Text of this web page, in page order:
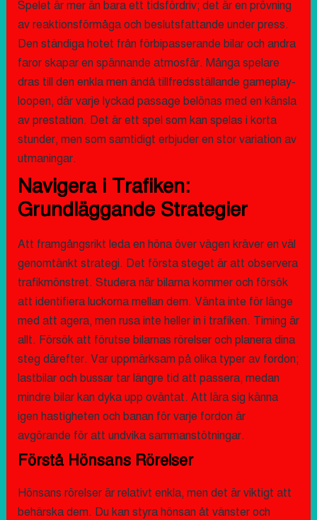
Spelet är mer än bara ett tidsfördriv; det är en prövning
av reaktionsförmåga och beslutsfattande under press.
Den ständiga hotet från förbipasserande bilar och andra
faror skapar en spännande atmosfär. Många spelare
dras till den enkla men ändå tillfredsställande gameplay-
loopen, där varje lyckad passage belönas med en känsla
av prestation. Det är ett spel som kan spelas i korta
stunder, men som samtidigt erbjuder en stor variation av
utmaningar.
Navigera i Trafiken:
Grundläggande Strategier
Att framgångsrikt leda en höna över vägen kräver en väl
genomtänkt strategi. Det första steget är att observera
trafikmönstret. Studera när bilarna kommer och försök
att identifiera luckorna mellan dem. Vänta inte för länge
med att agera, men rusa inte heller in i trafiken. Timing är
allt. Försök att förutse bilarnas rörelser och planera dina
steg därefter. Var uppmärksam på olika typer av fordon;
lastbilar och bussar tar längre tid att passera, medan
mindre bilar kan dyka upp oväntat. Att lära sig känna
igen hastigheten och banan för varje fordon är
avgörande för att undvika sammanstötningar.
Förstå Hönsans Rörelser
Hönsans rörelser är relativt enkla, men det är viktigt att
behärska dem. Du kan styra hönsan åt vänster och